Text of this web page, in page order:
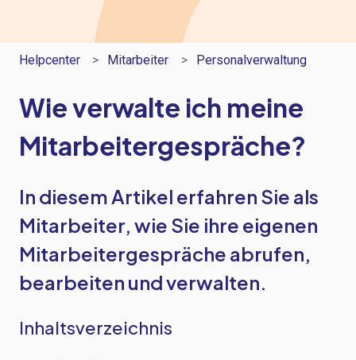
Helpcenter Mitarbeiter Personalverwaltung
Wie verwalte ich meine
Mitarbeitergespräche?
In diesem Artikel erfahren Sie als
Mitarbeiter, wie Sie ihre eigenen
Mitarbeitergespräche abrufen,
bearbeiten und verwalten.
Inhaltsverzeichnis